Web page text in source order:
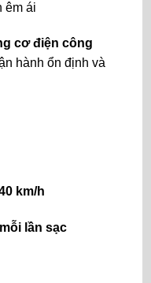
êm ái
cơ điện công
hành ổn định và
km/h
lần sạc